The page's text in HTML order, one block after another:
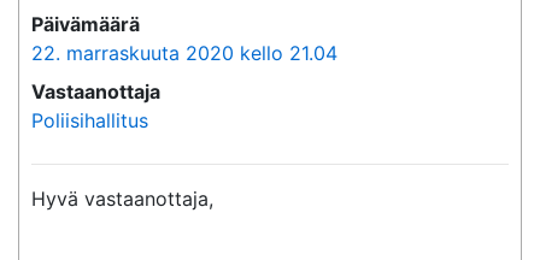
Päivämäärä
22. marraskuuta 2020 kello 21.04
Vastaanottaja
Poliisihallitus
Hyvä vastaanottaja,